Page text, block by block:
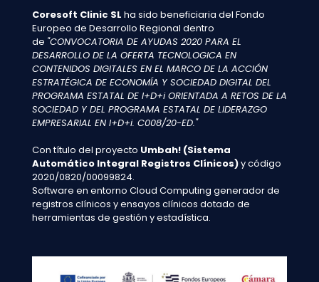
Coresoft Clinic SL ha sido beneficiaria del Fondo
Europeo de Desarrollo Regional dentro
de "CONVOCATORIA DE AYUDAS 2020 PARA EL
DESARROLLO DE LA OFERTA TECNOLOGICA EN
CONTENIDOS DIGITALES EN EL MARCO DE LA ACCIÓN
ESTRATÉGICA DE ECONOMÍA Y SOCIEDAD DIGITAL DEL
PROGRAMA ESTATAL DE I+D+i ORIENTADA A RETOS DE LA
SOCIEDAD Y DEL PROGRAMA ESTATAL DE LIDERAZGO
EMPRESARIAL EN I+D+i. C008/20-ED."
Con título del proyecto Umbah! (Sistema
Automático Integral Registros Clínicos)y código
2020/0820/00099824.
Software en entorno Cloud Computing generador de
registros clínicos y ensayos clínicos dotado de
herramientas de gestión y estadística.